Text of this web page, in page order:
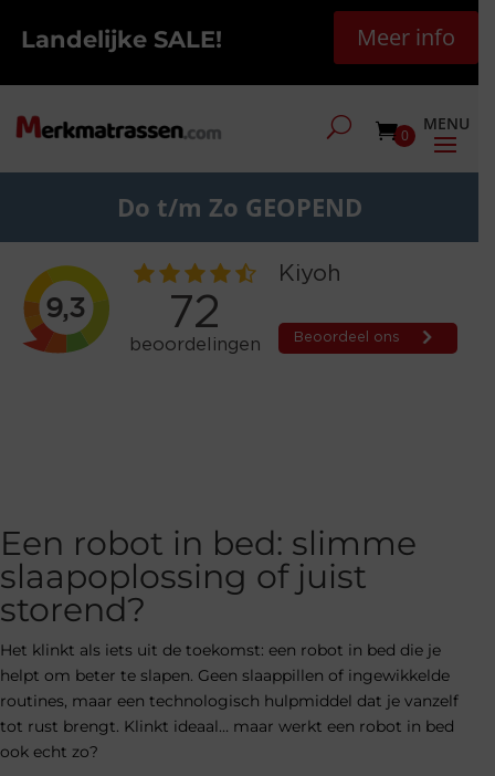
Landelijke SALE! Meer info
0
Do t/m Zo GEOPEND
Een robot in bed: slimme
slaapoplossing of juist
storend?
Het klinkt als iets uit de toekomst: een robot in bed die je
helpt om beter te slapen. Geen slaappillen of ingewikkelde
routines, maar een technologisch hulpmiddel dat je vanzelf
tot rust brengt. Klinkt ideaal… maar werkt een robot in bed
ook echt zo?